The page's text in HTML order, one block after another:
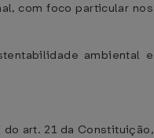
com foco particular nos
ambiental e
art. 21 da Constituição,